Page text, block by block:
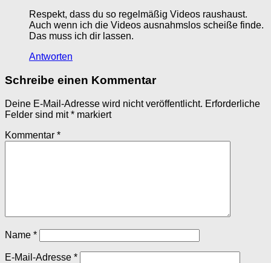
Respekt, dass du so regelmäßig Videos raushaust.
Auch wenn ich die Videos ausnahmslos scheiße finde.
Das muss ich dir lassen.
Antworten
Schreibe einen Kommentar
Deine E-Mail-Adresse wird nicht veröffentlicht. Erforderliche
Felder sind mit* markiert
Kommentar *
Name *
E-Mail-Adresse *